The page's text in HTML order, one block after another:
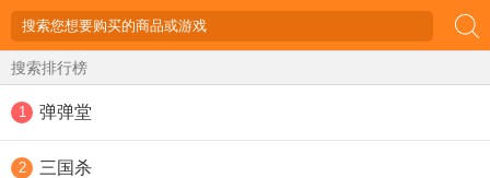
搜索排行榜
1 弹弹堂
2 三国杀